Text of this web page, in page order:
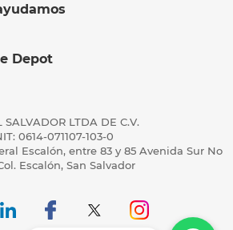
Depot
SALVADOR LTDA DE C.V.
0614-071107-103-0
Escalón, entre 83 y 85 Avenida Sur No
Escalón, San Salvador